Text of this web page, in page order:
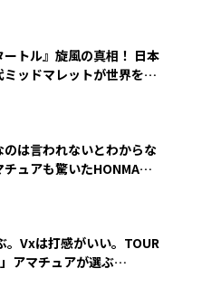
トル』旋風の真相！ 日本
ッドマレットが世界を席
のは言われないとわからな
チュアも驚いたHONMA
。Vxは打感がいい。TOUR
アマチュアが選ぶ